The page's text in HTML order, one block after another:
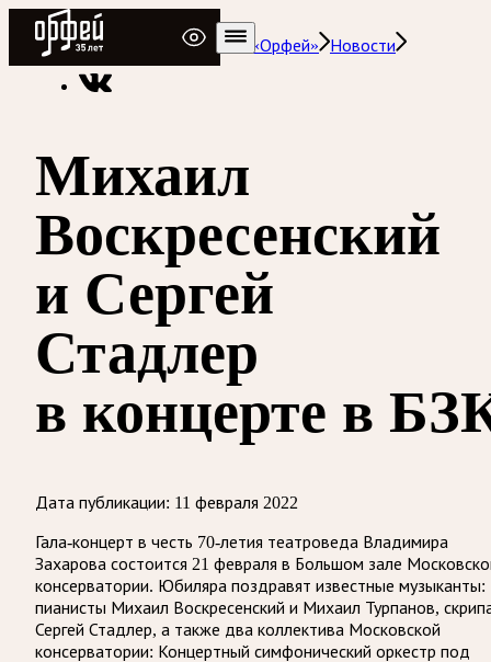
Радио Орфей
Радио классической музыки «Орфей»
Новости
Михаил
Воскресенский
и Сергей
Стадлер
в концерте в
Дата публикации: 11 февраля 2022
Гала-концерт в честь 70-летия театроведа Владимира
Захарова состоится 21 февраля в Большом зале
консерватории. Юбиляра поздравят известные музыканты:
пианисты Михаил Воскресенский и Михаил Турпанов,
Сергей Стадлер, а также два коллектива Московской
консерватории: Концертный симфонический оркестр под